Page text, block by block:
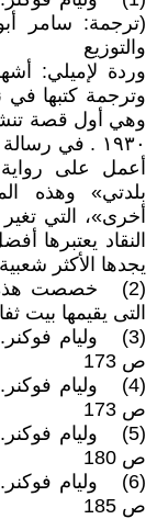
(ترجمة: سامر
والتوزيع
وردة لإميلي:
وترجمة كتبها في
وهي أول قصة
۱۹۳۰ . في
أعمل على
بلدتي» وهذه
النقاد يعتبرها
يجدها الأكثر
(2) خصصت هذه
التى يقيمها بيت ثفافة 26 يوليو فى 5
ص 173
ص 173
ص 180
ص 185